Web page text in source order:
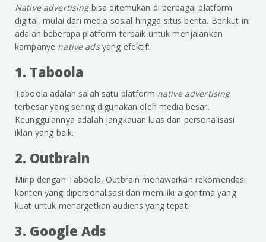
Native advertisingbisa ditemukan di berbagai platform
digital, mulai dari media sosial hingga situs berita. Berikut ini
adalah beberapa platform terbaik untuk menjalankan
kampanye native adsyang efektif:
1. Taboola
Taboola adalah salah satu platform native advertising
terbesar yang sering digunakan oleh media besar.
Keunggulannya adalah jangkauan luas dan personalisasi
iklan yang baik.
2. Outbrain
Mirip dengan Taboola, Outbrain menawarkan rekomendasi
konten yang dipersonalisasi dan memiliki algoritma yang
kuat untuk menargetkan audiens yang tepat.
3. Google Ads